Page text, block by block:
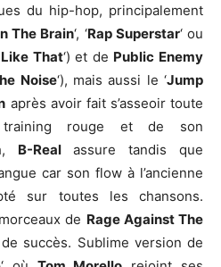
du hip-hop, principalement
The Brain‘, ‘Rap Superstar‘ ou
That‘) et de Public Enemy
Noise‘), mais aussi le ‘Jump
après avoir fait s’asseoir toute
rouge et de son
B-Realassure tandis que
car son flow à l’ancienne
sur toutes les chansons.
de Rage Against The
succès. Sublime version de